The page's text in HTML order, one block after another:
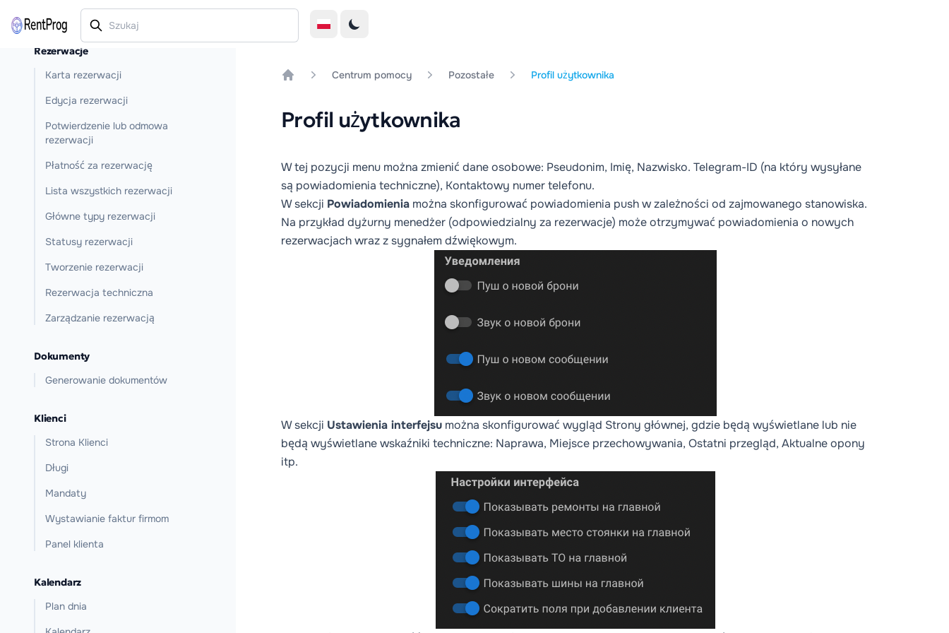
Rezerwacje
Karta rezerwacji
Edycja rezerwacji
Potwierdzenie lub odmowa
rezerwacji
Płatność za rezerwację
Lista wszystkich rezerwacji
Główne typy rezerwacji
Statusy rezerwacji
Tworzenie rezerwacji
Rezerwacja techniczna
Zarządzanie rezerwacją
Dokumenty
Generowanie dokumentów
Klienci
Strona Klienci
Długi
Mandaty
Wystawianie faktur firmom
Panel klienta
Kalendarz
Plan dnia
Centrum pomocy Pozostałe Profil użytkownika
Profil użytkownika
W tej pozycji menu można zmienić dane osobowe: Pseudonim, Imię, Nazwisko. Telegram-ID (na który wysyłane
są powiadomienia techniczne), Kontaktowy numer telefonu.
W sekcji Powiadomienia można skonfigurować powiadomienia push w zależności od zajmowanego stanowiska.
Na przykład dyżurny menedżer (odpowiedzialny za rezerwacje) może otrzymywać powiadomienia o nowych
rezerwacjach wraz z sygnałem dźwiękowym.
W sekcji Ustawienia interfejsu można skonfigurować wygląd Strony głównej, gdzie będą wyświetlane lub nie
będą wyświetlane wskaźniki techniczne: Naprawa, Miejsce przechowywania, Ostatni przegląd, Aktualne opony
itp.